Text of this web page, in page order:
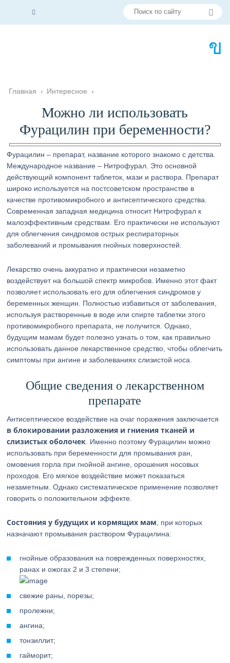
Главная › Интересное ›
Можно ли использовать
Фурацилин при беременности?
Фурацилин – препарат, название которого знакомо с детства.
Международное название – Нитрофурал. Это основной
действующий компонент таблеток, мази и раствора. Препарат
широко используется на постсоветском пространстве в
качестве противомикробного и антисептического средства.
Современная западная медицина относит Нитрофурал к
малоэффективным средствам. Его практически не используют
для облегчения синдромов острых респираторных
заболеваний и промывания гнойных поверхностей.
Лекарство очень аккуратно и практически незаметно
воздействует на большой спектр микробов. Именно этот факт
позволяет использовать его для облегчения синдромов у
беременных женщин. Полностью избавиться от заболевания,
используя растворенные в воде или спирте таблетки этого
противомикробного препарата, не получится. Однако,
будущим мамам будет полезно узнать о том, как правильно
использовать данное лекарственное средство, чтобы облегчить
симптомы при ангине и заболеваниях слизистой носа.
Общие сведения о лекарственном
препарате
Антисептическое воздействие на очаг поражения заключается
в блокировании разложения и гниения тканей и
слизистых оболочек . Именно поэтому Фурацилин можно
использовать при беременности для промывания ран,
омовения горла при гнойной ангине, орошения носовых
проходов. Его мягкое воздействие может показаться
незаметным. Однако систематическое применение позволяет
говорить о положительном эффекте.
Состояния у будущих и кормящих мам , при которых
назначают промывания раствором Фурацилина:
гнойные образования на поврежденных поверхностях,
ранах и ожогах 2 и 3 степени;
свежие раны, порезы;
пролежни;
ангина;
тонзиллит;
гайморит;